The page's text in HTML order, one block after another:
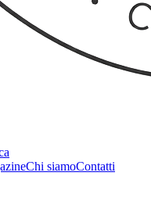
Chi siamoContatti